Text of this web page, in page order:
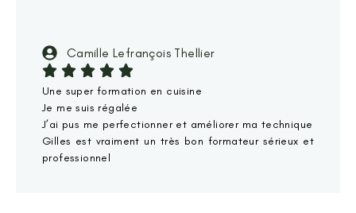
Camille Lefrançois Thellier
Une super formation en cuisine
Je me suis régalée
J’ai pus me perfectionner et améliorer ma technique
Gilles est vraiment un très bon formateur sérieux et
professionnel